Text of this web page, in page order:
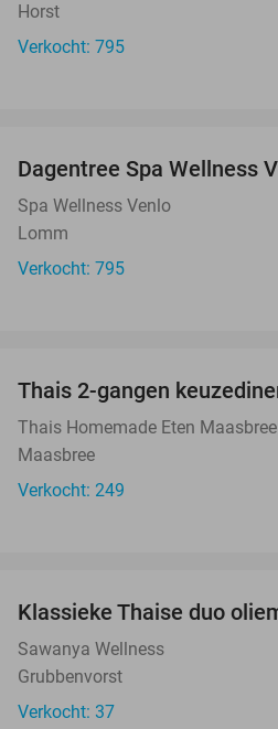
Horst
Verkocht: 795
Dagentree Spa Wellness
Spa Wellness Venlo
Lomm
Verkocht: 795
Thais 2-gangen
Thais Homemade Eten Maasbree
Maasbree
Verkocht: 249
Klassieke Thaise duo
Sawanya Wellness
Grubbenvorst
Verkocht: 37